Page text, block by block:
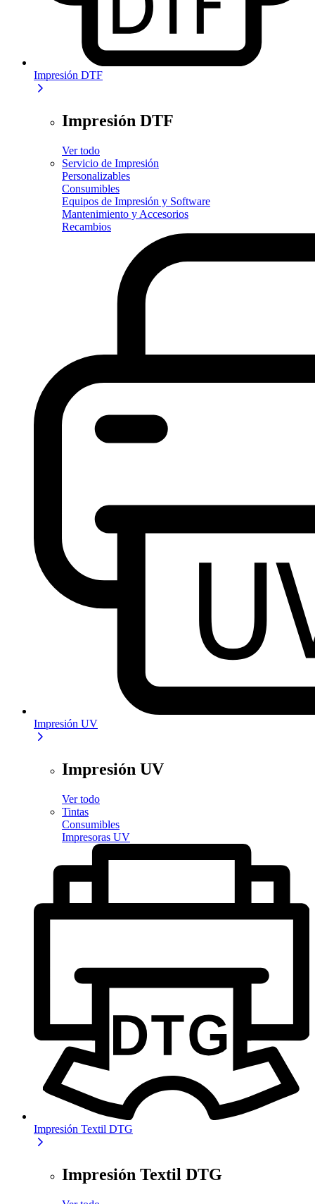
Impresión DTF
Impresión DTF
Ver todo
Servicio de Impresión
Personalizables
Consumibles
Equipos de Impresión y Software
Mantenimiento y Accesorios
Recambios
Impresión UV
Impresión UV
Ver todo
Tintas
Consumibles
Impresoras UV
Impresión Textil DTG
Impresión Textil DTG